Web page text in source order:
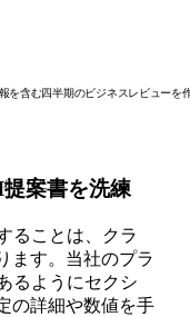
を含む四半期のビジネスレビューを
れました案書を洗練
ることは、クラ
ます。当社のプラ
るようにセクシ
の詳細や数値を手